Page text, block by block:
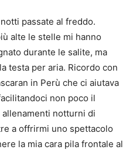
passate al freddo.
alte le stelle mi hanno
durante le salite, ma
testa per aria. Ricordo con
in Perù che ci aiutava
non poco il
notturni di
a offrirmi uno spettacolo
la mia cara pila frontale al